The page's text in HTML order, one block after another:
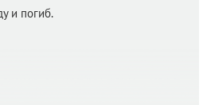
и погиб.